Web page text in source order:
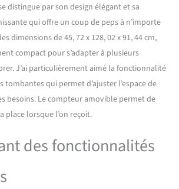
pour les petites cuisines
ouvertes et répond à tous
les besoins, de la
préparation et de la
nourriture au travail de
bureau. Avec prise pour une
utilisation pratique et
efficace : le chariot de
cuisine dispose d'un
panneau de charge
prise de courant et port
distingue par son design élégant et sa
qui offre un coup de peps à n’importe
dimensions de 45, 72 x 128, 02 x 91, 44 cm,
compact pour s’adapter à plusieurs
J’ai particulièrement aimé la fonctionnalité
qui permet d’ajuster l’espace de
besoins. Le compteur amovible permet de
place lorsque l’on reçoit.
des fonctionnalités